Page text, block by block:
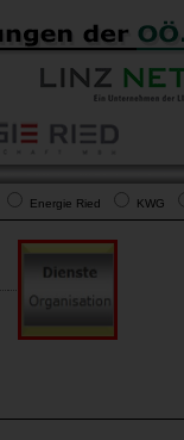
Energie Ried KWG